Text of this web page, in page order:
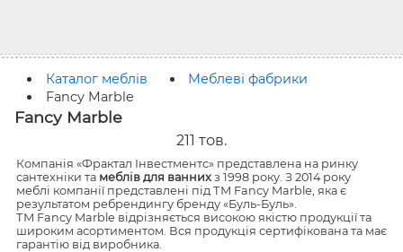
Каталог меблів
Меблеві фабрики
Fancy Marble
Fancy Marble
211 тов.
Компанія «Фрактал Інвестментс» представлена на ринку
сантехніки та меблів для ваннихз 1998 року. З 2014 року
меблі компанії представлені під ТМ Fancy Marble, яка є
результатом ребрендингу бренду «Буль-Буль».
ТМ Fancy Marble відрізняється високою якістю продукції та
широким асортиментом. Вся продукція сертифікована та має
гарантію від виробника.